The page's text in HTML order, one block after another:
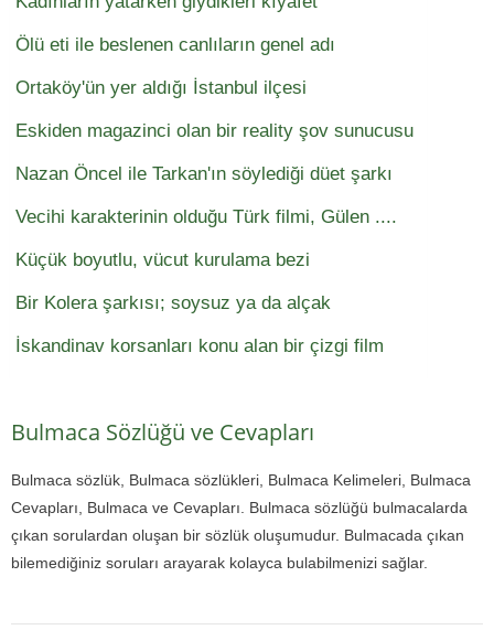
Ölü eti ile beslenen canlıların genel adı
Ortaköy'ün yer aldığı İstanbul ilçesi
Eskiden magazinci olan bir reality şov sunucusu
Nazan Öncel ile Tarkan'ın söylediği düet şarkı
Vecihi karakterinin olduğu Türk filmi, Gülen ....
Küçük boyutlu, vücut kurulama bezi
Bir Kolera şarkısı; soysuz ya da alçak
İskandinav korsanları konu alan bir çizgi film
Bulmaca Sözlüğü ve Cevapları
Bulmaca sözlük, Bulmaca sözlükleri, Bulmaca Kelimeleri, Bulmaca
Cevapları, Bulmaca ve Cevapları. Bulmaca sözlüğü bulmacalarda
çıkan sorulardan oluşan bir sözlük oluşumudur. Bulmacada çıkan
bilemediğiniz soruları arayarak kolayca bulabilmenizi sağlar.